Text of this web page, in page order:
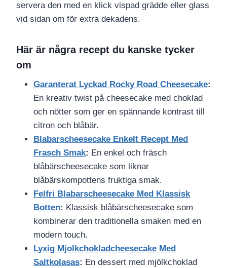
servera den med en klick vispad grädde eller glass
vid sidan om för extra dekadens.
Här är några recept du kanske tycker
om
Garanterat Lyckad Rocky Road Cheesecake:
En kreativ twist på cheesecake med choklad
och nötter som ger en spännande kontrast till
citron och blåbär.
Blabarscheesecake Enkelt Recept Med
Frasch Smak: En enkel och fräsch
blåbärscheesecake som liknar
blåbärskompottens fruktiga smak.
Felfri Blabarscheesecake Med Klassisk
Botten: Klassisk blåbärscheesecake som
kombinerar den traditionella smaken med en
modern touch.
Lyxig Mjolkchokladcheesecake Med
Saltkolasas: En dessert med mjölkchoklad